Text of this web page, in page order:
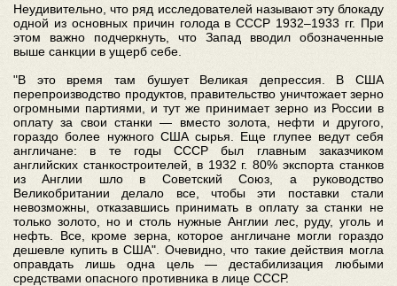
Неудивительно, что ряд исследователей называют эту блокаду
одной из основных причин голода в СССР 1932–1933 гг. При
этом важно подчеркнуть, что Запад вводил обозначенные
выше санкции в ущерб себе.
"В это время там бушует Великая депрессия. В США
перепроизводство продуктов, правительство уничтожает зерно
огромными партиями, и тут же принимает зерно из России в
оплату за свои станки — вместо золота, нефти и другого,
гораздо более нужного США сырья. Еще глупее ведут себя
англичане: в те годы СССР был главным заказчиком
английских станкостроителей, в 1932 г. 80% экспорта станков
из Англии шло в Советский Союз, а руководство
Великобритании делало все, чтобы эти поставки стали
невозможны, отказавшись принимать в оплату за станки не
только золото, но и столь нужные Англии лес, руду, уголь и
нефть. Все, кроме зерна, которое англичане могли гораздо
дешевле купить в США". Очевидно, что такие действия могла
оправдать лишь одна цель — дестабилизация любыми
средствами опасного противника в лице СССР.